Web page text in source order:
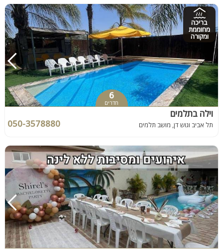
בריכה
מחוממת
ומקורה
6
חדרים
וילה בתלמים
תל אביב וגוש דן, מושב תלמים 050-3578880